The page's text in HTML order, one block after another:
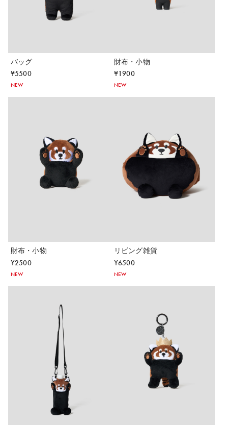
バッグ
¥5500
NEW
財布・小物
¥1900
NEW
財布・小物
¥2500
NEW
リビング雑貨
¥6500
NEW